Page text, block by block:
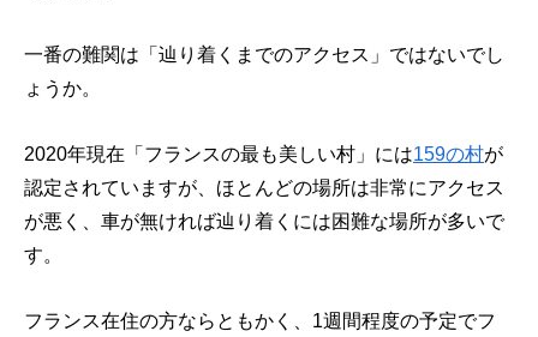
一番の難関は「辿り着くまでのアクセス」ではないでし
ょうか。
2020年現在「フランスの最も美しい村」には159の村が
認定されていますが、ほとんどの場所は非常にアクセス
が悪く、車が無ければ辿り着くには困難な場所が多いで
す。
フランス在住の方ならともかく、1週間程度の予定でフ